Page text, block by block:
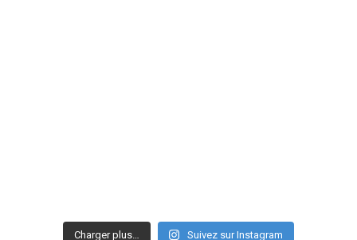
Charger plus… Suivez sur Instagram